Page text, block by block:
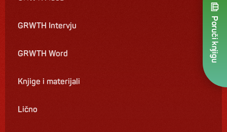
Kontakt
Poruči knjigu
GRWTH Intervju
GRWTH Word
Knjige i materijali
Lično